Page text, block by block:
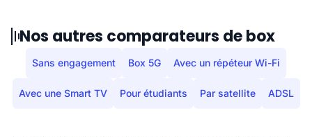
Nos autres comparateurs de box
Sans engagement Box 5G Avec un répéteur Wi-Fi
Avec une Smart TV Pour étudiants Par satellite ADSL